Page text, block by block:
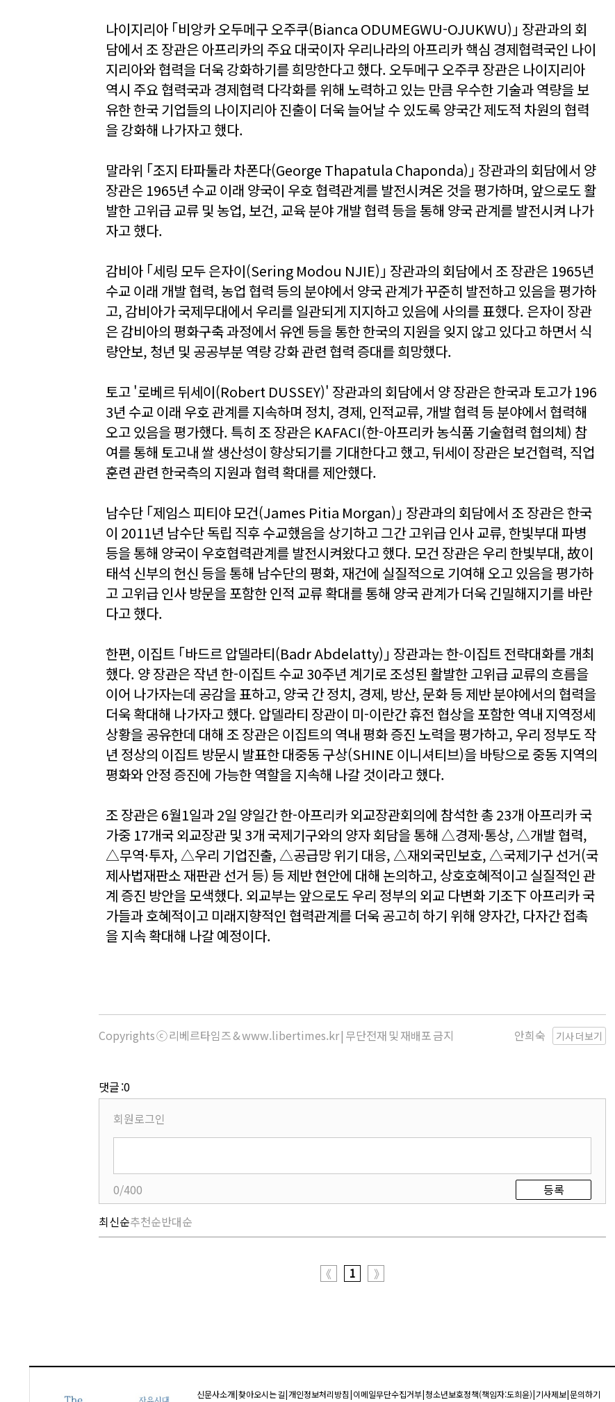
나이지리아 ｢비앙카 오두메구 오주쿠(Bianca ODUMEGWU-OJUKWU)｣ 장관과의 회
담에서 조 장관은 아프리카의 주요 대국이자 우리나라의 아프리카 핵심 경제협력국인 나이
지리아와 협력을 더욱 강화하기를 희망한다고 했다. 오두메구 오주쿠 장관은 나이지리아
역시 주요 협력국과 경제협력 다각화를 위해 노력하고 있는 만큼 우수한 기술과 역량을 보
유한 한국 기업들의 나이지리아 진출이 더욱 늘어날 수 있도록 양국간 제도적 차원의 협력
을 강화해 나가자고 했다.
말라위 ｢조지 타파툴라 차폰다(George Thapatula Chaponda)｣ 장관과의 회담에서 양
장관은 1965년 수교 이래 양국이 우호 협력관계를 발전시켜온 것을 평가하며, 앞으로도 활
발한 고위급 교류 및 농업, 보건, 교육 분야 개발 협력 등을 통해 양국 관계를 발전시켜 나가
자고 했다.
감비아 ｢세링 모두 은자이(Sering Modou NJIE)｣ 장관과의 회담에서 조 장관은 1965년
수교 이래 개발 협력, 농업 협력 등의 분야에서 양국 관계가 꾸준히 발전하고 있음을 평가하
고, 감비아가 국제무대에서 우리를 일관되게 지지하고 있음에 사의를 표했다. 은자이 장관
은 감비아의 평화구축 과정에서 유엔 등을 통한 한국의 지원을 잊지 않고 있다고 하면서 식
량안보, 청년 및 공공부분 역량 강화 관련 협력 증대를 희망했다.
토고 '로베르 뒤세이(Robert DUSSEY)' 장관과의 회담에서 양 장관은 한국과 토고가 196
3년 수교 이래 우호 관계를 지속하며 정치, 경제, 인적교류, 개발 협력 등 분야에서 협력해
오고 있음을 평가했다. 특히 조 장관은 KAFACI(한-아프리카 농식품 기술협력 협의체) 참
여를 통해 토고내 쌀 생산성이 향상되기를 기대한다고 했고, 뒤세이 장관은 보건협력, 직업
훈련 관련 한국측의 지원과 협력 확대를 제안했다.
남수단 ｢제임스 피티야 모건(James Pitia Morgan)｣ 장관과의 회담에서 조 장관은 한국
이 2011년 남수단 독립 직후 수교했음을 상기하고 그간 고위급 인사 교류, 한빛부대 파병
등을 통해 양국이 우호협력관계를 발전시켜왔다고 했다. 모건 장관은 우리 한빛부대, 故이
태석 신부의 헌신 등을 통해 남수단의 평화, 재건에 실질적으로 기여해 오고 있음을 평가하
고 고위급 인사 방문을 포함한 인적 교류 확대를 통해 양국 관계가 더욱 긴밀해지기를 바란
다고 했다.
한편, 이집트 ｢바드르 압델라티(Badr Abdelatty)｣ 장관과는 한-이집트 전략대화를 개최
했다. 양 장관은 작년 한-이집트 수교 30주년 계기로 조성된 활발한 고위급 교류의 흐름을
이어 나가자는데 공감을 표하고, 양국 간 정치, 경제, 방산, 문화 등 제반 분야에서의 협력을
더욱 확대해 나가자고 했다. 압델라티 장관이 미-이란간 휴전 협상을 포함한 역내 지역정세
상황을 공유한데 대해 조 장관은 이집트의 역내 평화 증진 노력을 평가하고, 우리 정부도 작
년 정상의 이집트 방문시 발표한 대중동 구상(SHINE 이니셔티브)을 바탕으로 중동 지역의
평화와 안정 증진에 가능한 역할을 지속해 나갈 것이라고 했다.
조 장관은 6월1일과 2일 양일간 한-아프리카 외교장관회의에 참석한 총 23개 아프리카 국
가중 17개국 외교장관 및 3개 국제기구와의 양자 회담을 통해 △경제·통상, △개발 협력,
△무역·투자, △우리 기업진출, △공급망 위기 대응, △재외국민보호, △국제기구 선거(국
제사법재판소 재판관 선거 등) 등 제반 현안에 대해 논의하고, 상호호혜적이고 실질적인 관
계 증진 방안을 모색했다. 외교부는 앞으로도 우리 정부의 외교 다변화 기조下 아프리카 국
가들과 호혜적이고 미래지향적인 협력관계를 더욱 공고히 하기 위해 양자간, 다자간 접촉
을 지속 확대해 나갈 예정이다.
Copyrights ⓒ 리베르타임즈 & www.libertimes.kr | 무단전재 및 재배포 금지 기사 더보기
안희숙
댓글 :0
회원로그인
0/400
등록
최신순추천순반대순
《 1 》
신문사소개|찾아오시는 길|개인정보처리방침|이메일무단수집거부|청소년보호정책(책임자:도희윤)|기사제보|문의하기